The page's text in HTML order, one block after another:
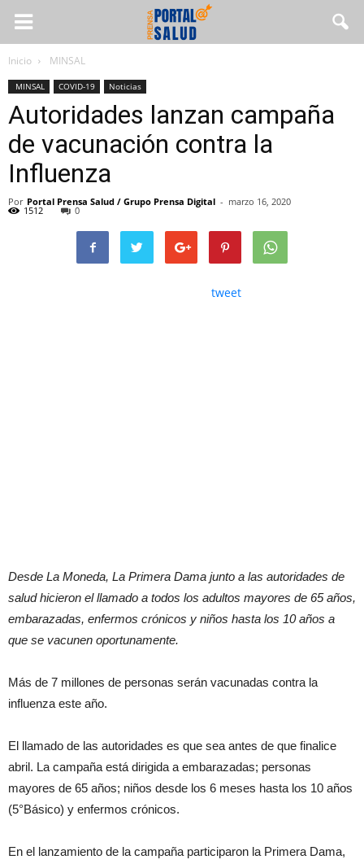
Inicio MINSAL
MINSAL COVID-19 Noticias
Autoridades lanzan campaña
de vacunación contra la
Influenza
Por Portal Prensa Salud / Grupo Prensa Digital - marzo 16, 2020
1512 0
tweet
Desde La Moneda, La Primera Dama junto a las autoridades de
salud hicieron el llamado a todos los adultos mayores de 65 años,
embarazadas, enfermos crónicos y niños hasta los 10 años a
que se vacunen oportunamente.
Más de 7 millones de personas serán vacunadas contra la
influenza este año.
El llamado de las autoridades es que sea antes de que finalice
abril. La campaña está dirigida a embarazadas; personas
mayores de 65 años; niños desde los 6 meses hasta los 10 años
(5°Básico) y enfermos crónicos.
En el lanzamiento de la campaña participaron la Primera Dama,